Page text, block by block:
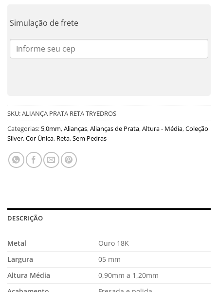
Simulação de frete
SKU:ALIANÇA PRATA RETA TRYEDROS
Categorias: 5,0mm,Alianças,Alianças de Prata,Altura - Média,Coleção
Silver,Cor Única, Reta,Sem Pedras
DESCRIÇÃO
Metal
Ouro 18K
Largura
05 mm
Altura Média
0,90mm a 1,20mm